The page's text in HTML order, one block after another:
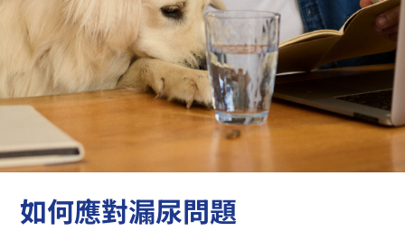
如何應對漏尿問題